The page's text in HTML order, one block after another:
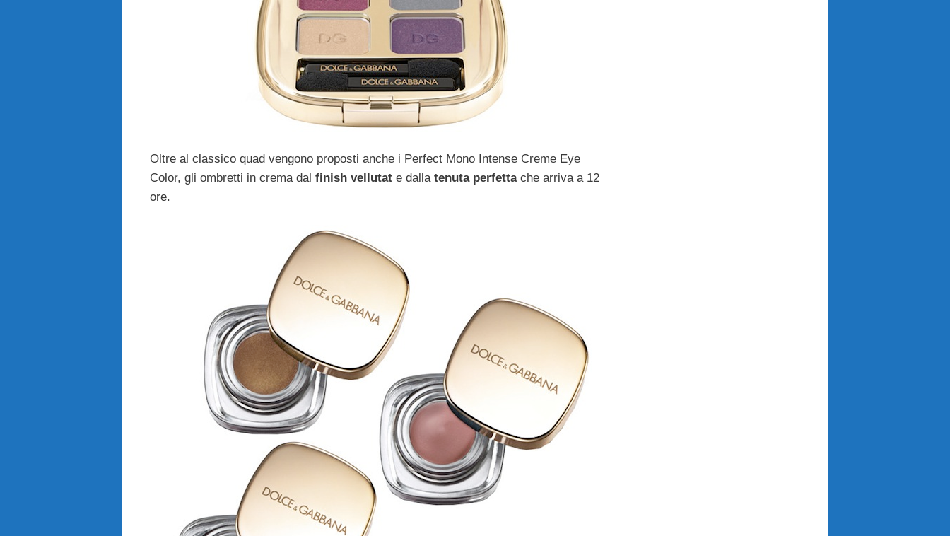
Oltre al classico quad vengono proposti anche i Perfect Mono Intense Creme Eye
Color, gli ombretti in crema dal finish vellutat e dalla tenuta perfettache arriva a 12
ore.